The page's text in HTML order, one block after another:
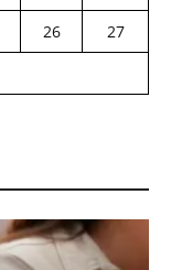
26
27